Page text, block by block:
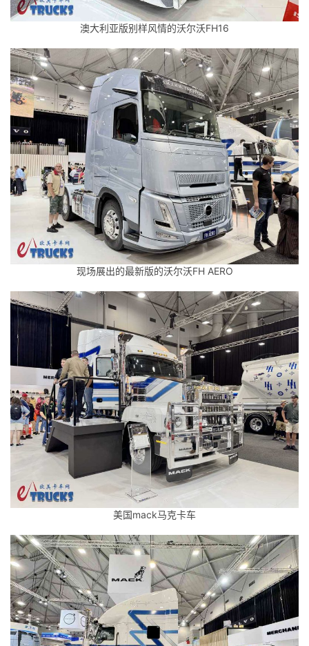
澳大利亚版别样风情的沃尔沃FH16
现场展出的最新版的沃尔沃FH AERO
美国mack马克卡车